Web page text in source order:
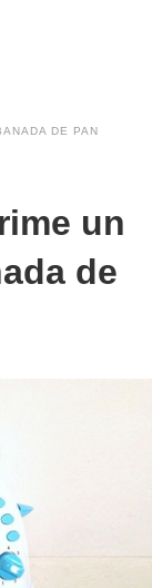
DE PAN
un
de